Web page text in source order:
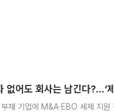
없어도 회사는 남긴다?…‘
재 기업에 M&A·EBO 세제 지원